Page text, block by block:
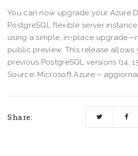
You can now upgrade your Azure
PostgreSQL flexible server
using a simple, in-place
public preview. This release allows
previous PostgreSQL versions (14,
Source: Microsoft Azure –
Share: